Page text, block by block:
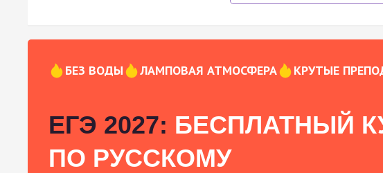
БЕЗ ВОДЫ ЛАМПОВАЯ АТМОСФЕРА КРУТЫЕ
ЕГЭ 2027: БЕСПЛАТНЫЙ
ПО РУССКОМУ